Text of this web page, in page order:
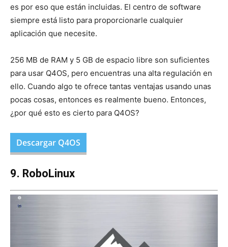
es por eso que están incluidas. El centro de software
siempre está listo para proporcionarle cualquier
aplicación que necesite.
256 MB de RAM y 5 GB de espacio libre son suficientes
para usar Q4OS, pero encuentras una alta regulación en
ello. Cuando algo te ofrece tantas ventajas usando unas
pocas cosas, entonces es realmente bueno. Entonces,
¿por qué esto es cierto para Q4OS?
Descargar Q4OS
9. RoboLinux